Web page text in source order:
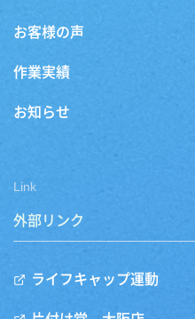
お客様の声
作業実績
お知らせ
Link
外部リンク
ライフキャップ運動